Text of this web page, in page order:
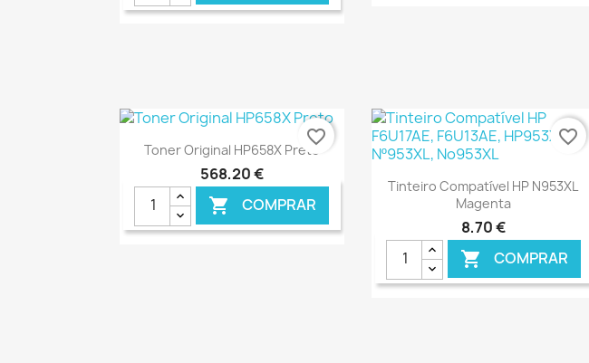
Ver+
Toner Original HP658X Preto
568,20 €
 COMPRAR
favorite_border
Ver+
Tinteiro Compatível HP N953XL
Magenta
8,70 €
 COMPRAR
favorite_border